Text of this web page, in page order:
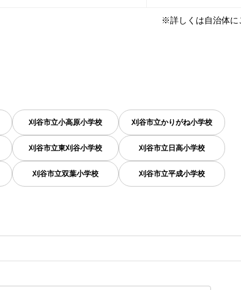
※詳しくは自治体に
刈谷市立小高原小学校 刈谷市立かりがね小学校
刈谷市立東刈谷小学校 刈谷市立日高小学校
刈谷市立双葉小学校 刈谷市立平成小学校